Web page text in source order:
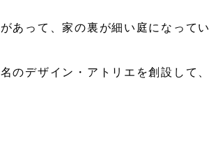
あって、家の裏が細い庭になってい
のデザイン・アトリエを創設して、